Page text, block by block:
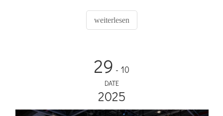
Zuverlässigkeit und minimale Ausfallzeiten gewährleisten
und so kontinuierliche Sponsoreneinnahmen und ein
weiterlesen
29 - 10
DATE
2025